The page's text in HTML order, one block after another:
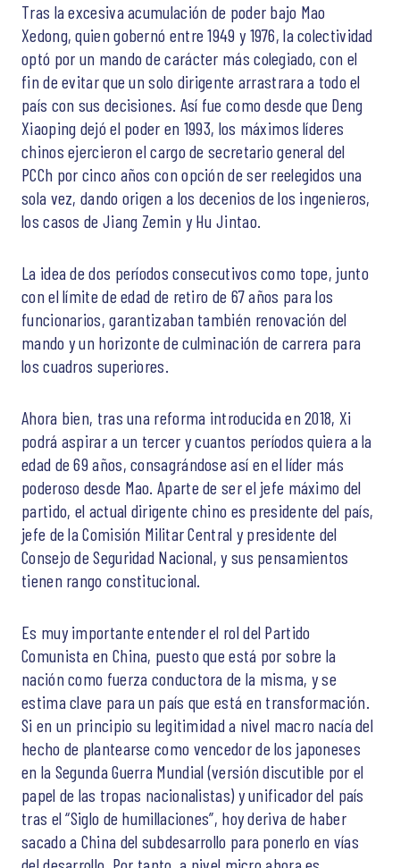
Tras la excesiva acumulación de poder bajo Mao
Xedong, quien gobernó entre 1949 y 1976, la colectividad
optó por un mando de carácter más colegiado, con el
fin de evitar que un solo dirigente arrastrara a todo el
país con sus decisiones. Así fue como desde que Deng
Xiaoping dejó el poder en 1993, los máximos líderes
chinos ejercieron el cargo de secretario general del
PCCh por cinco años con opción de ser reelegidos una
sola vez, dando origen a los decenios de los ingenieros,
los casos de Jiang Zemin y Hu Jintao.
La idea de dos períodos consecutivos como tope, junto
con el límite de edad de retiro de 67 años para los
funcionarios, garantizaban también renovación del
mando y un horizonte de culminación de carrera para
los cuadros superiores.
Ahora bien, tras una reforma introducida en 2018, Xi
podrá aspirar a un tercer y cuantos períodos quiera a la
edad de 69 años, consagrándose así en el líder más
poderoso desde Mao. Aparte de ser el jefe máximo del
partido, el actual dirigente chino es presidente del país,
jefe de la Comisión Militar Central y presidente del
Consejo de Seguridad Nacional, y sus pensamientos
tienen rango constitucional.
Es muy importante entender el rol del Partido
Comunista en China, puesto que está por sobre la
nación como fuerza conductora de la misma, y se
estima clave para un país que está en transformación.
Si en un principio su legitimidad a nivel macro nacía del
hecho de plantearse como vencedor de los japoneses
en la Segunda Guerra Mundial (versión discutible por el
papel de las tropas nacionalistas) y unificador del país
tras el “Siglo de humillaciones”, hoy deriva de haber
sacado a China del subdesarrollo para ponerlo en vías